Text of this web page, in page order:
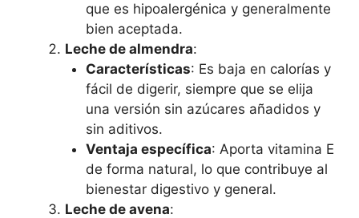
que es hipoalergénica y generalmente
bien aceptada.
Leche de almendra:
Características: Es baja en calorías y
fácil de digerir, siempre que se elija
una versión sin azúcares añadidos y
sin aditivos.
Ventaja específica: Aporta vitamina E
de forma natural, lo que contribuye al
bienestar digestivo y general.
Leche de avena: